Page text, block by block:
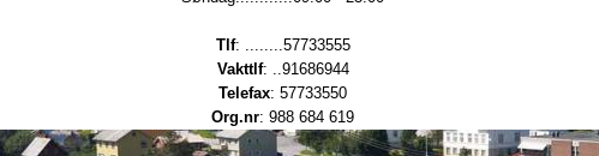
Tlf: ........57733555
Vakttlf: ..91686944
Telefax: 57733550
Org.nr: 988 684 619